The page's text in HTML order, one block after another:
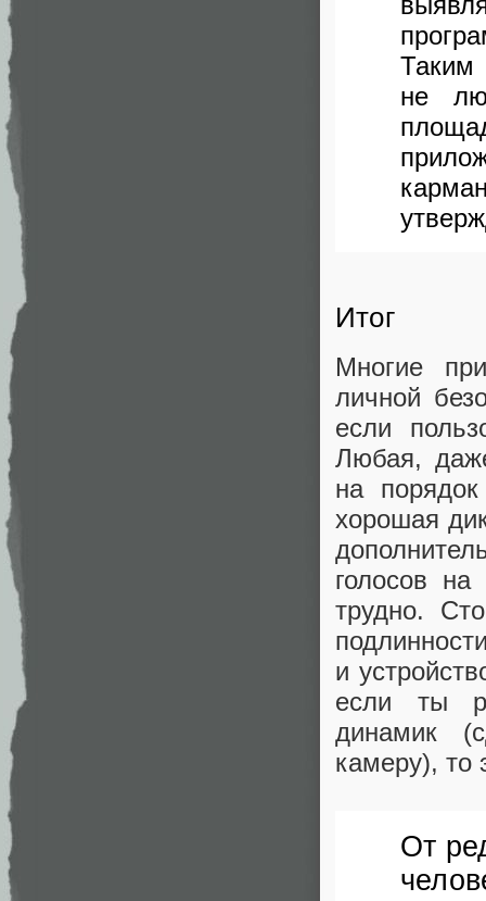
не
Итог
Многие
личной
если
Любая,
на
хорошая
голосов
трудно.
и
если ты
динамик
камеру), то
От